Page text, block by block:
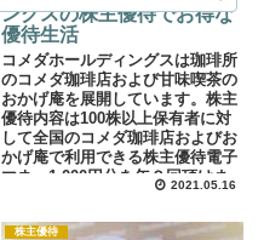
ングスの株主優待でお得な
優待生活
コメダホールディングスは珈琲所
のコメダ珈琲店および甘味喫茶の
おかげ庵を展開しています。株主
優待内容は100株以上保有者に対
して全国のコメダ珈琲店およびお
かげ庵で利用できる株主優待電子
マネー1,000円分を年２回頂けま
2021.05.16
株主優待